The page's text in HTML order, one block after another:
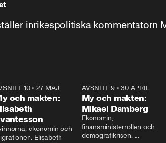
inrikespolitiska
10 •27 MAJ
och makten:
ekonomin och
Elisabeth
AVSNITT 9• 30 APRIL
My och makten:
Mikael Damberg
Ekonomin,
finansministerrollen och
demografikrisen.